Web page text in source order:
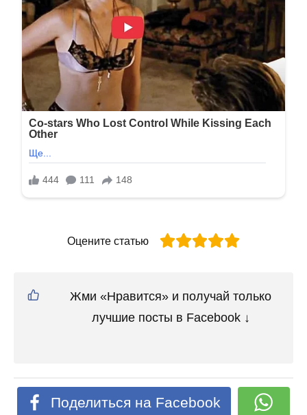
Оцените статью
Жми «Нравится» и получай только
лучшие посты в Facebook ↓
Поделиться на Facebook